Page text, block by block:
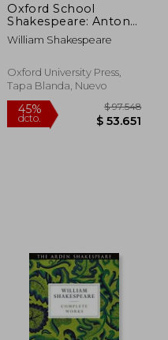
dcto.
Oxford School
Shakespeare: Antony
and Cleopatra (en
Inglés)
William Shakespeare
Oxford University Press,
Tapa Blanda, Nuevo